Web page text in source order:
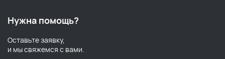
Нужна помощь?
Оставьте заявку,
и мы свяжемся с вами.